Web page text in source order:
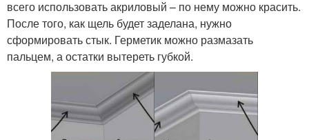
всего использовать акриловый – по нему можно красить.
После того, как щель будет заделана, нужно
сформировать стык. Герметик можно размазать
пальцем, а остатки вытереть губкой.